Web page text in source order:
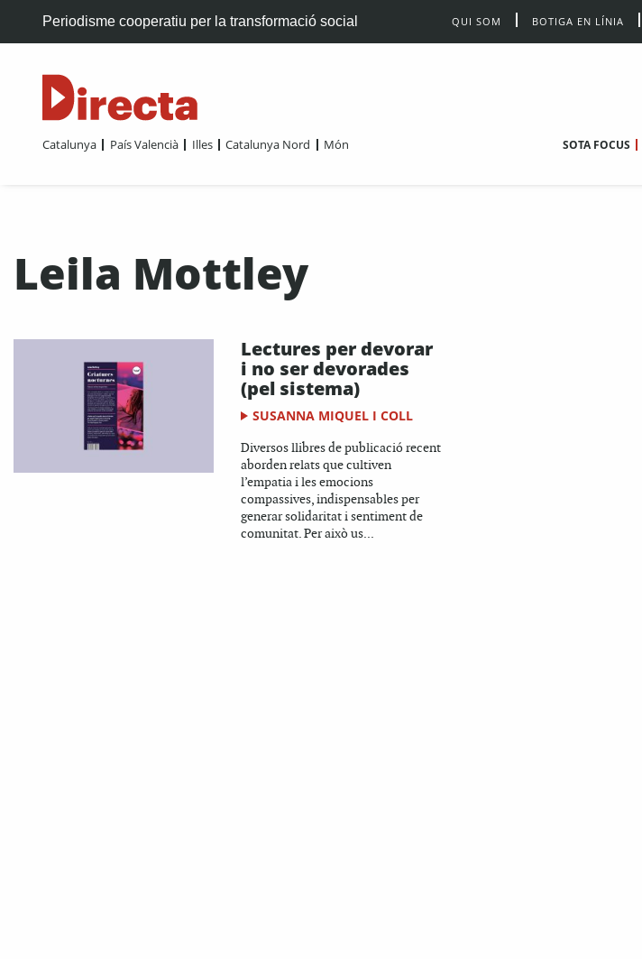
Periodisme cooperatiu per la transformació social QUI SOM BOTIGA EN LÍNIA
Catalunya País Valencià Illes Catalunya Nord Món SOTA FOCUS
Leila Mottley
Lectures per devorar
i no ser devorades
(pel sistema)
SUSANNA MIQUEL I COLL
Diversos llibres de publicació recent
aborden relats que cultiven
l’empatia i les emocions
compassives, indispensables per
generar solidaritat i sentiment de
comunitat. Per això us...